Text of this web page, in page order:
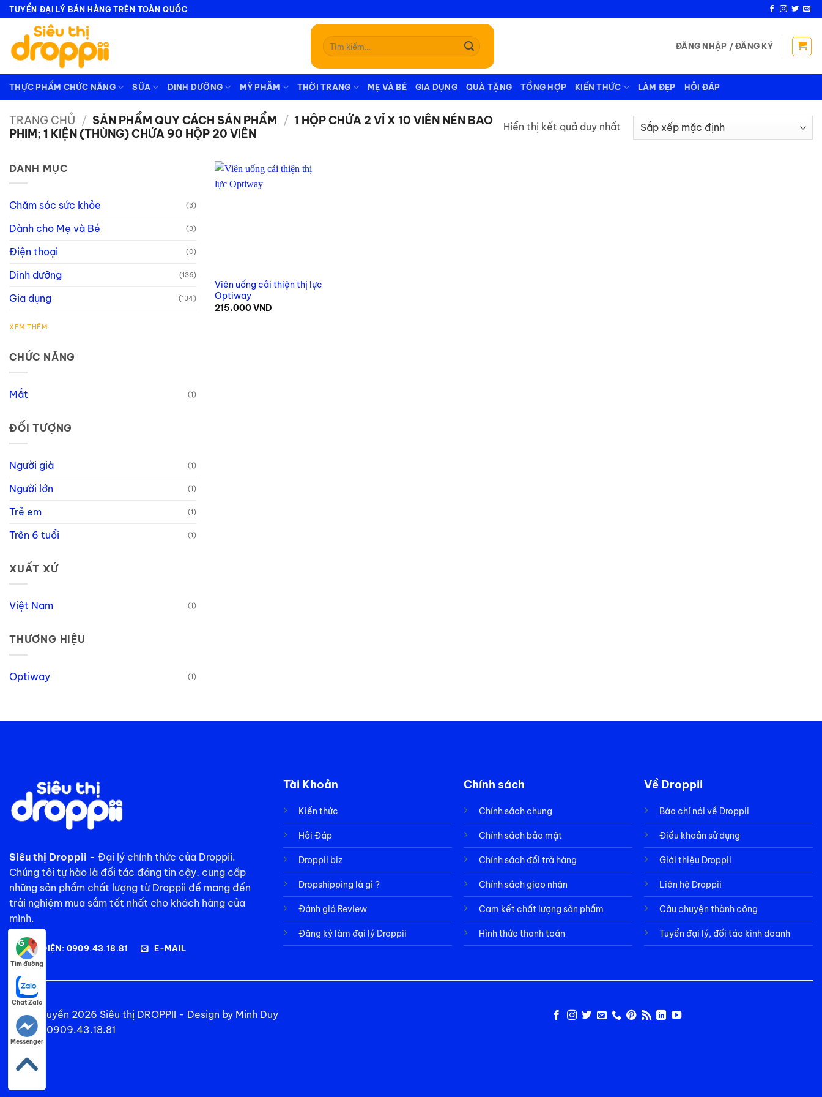
Bỏ
qua
dung
TUYỂN ĐẠI LÝ BÁN HÀNG TRÊN TOÀN QUỐC
Tìm
kiếm:
ĐĂNG NHẬP / ĐĂNG KÝ
THỰC PHẨM CHỨC NĂNG SỮA DINH DƯỠNG MỸ PHẪM THỜI TRANG MẸ VÀ BÉ GIA DỤNG QUÀ TẶNG TỔNG HỢP KIẾN THỨC LÀM ĐẸP HỎI ĐÁP
TRANG CHỦ / SẢN PHẨM QUY CÁCH SẢN PHẨM / 1 HỘP CHỨA 2 VỈ X 10 VIÊN NÉN BAO
PHIM; 1 KIỆN (THÙNG) CHỨA 90 HỘP 20 VIÊN
Hiển thị kết quả duy nhất
DANH MỤC
Chăm sóc sức khỏe (3)
Dành cho Mẹ và Bé (3)
Điện thoại (0)
Dinh dưỡng (136)
Gia dụng (134)
XEM THÊM
CHỨC NĂNG
Mắt (1)
ĐỐI TƯỢNG
Người già (1)
Người lớn (1)
Trẻ em (1)
Trên 6 tuổi (1)
XUẤT XỨ
Việt Nam (1)
THƯƠNG HIỆU
Optiway (1)
Viên uống cải thiện thị lực
Optiway
215.000VND
Siêu thị Droppii - Đại lý chính thức của Droppii.
Chúng tôi tự hào là đối tác đáng tin cậy, cung cấp
những sản phẩm chất lượng từ Droppii để mang đến
trải nghiệm mua sắm tốt nhất cho khách hàng của
mình.
GỌI ĐIỆN: 0909.43.18.81 E-MAIL
Tài Khoản
Kiến thức
Hỏi Đáp
Droppii biz
Dropshipping là gì ?
Đánh giá Review
Đăng ký làm đại lý Droppii
Chính sách
Chính sách chung
Chính sách bảo mật
Chính sách đổi trả hàng
Chính sách giao nhận
Cam kết chất lượng sản phẩm
Hình thức thanh toán
Về Droppii
Báo chí nói về Droppii
Điều khoản sử dụng
Giới thiệu Droppii
Liên hệ Droppii
Câu chuyện thành công
Tuyển đại lý, đối tác kinh doanh
© Bản quyền 2026 Siêu thị DROPPII - Design by Minh Duy
Mobile: 0909.43.18.81
Tìm đường
Chat Zalo
Messenger